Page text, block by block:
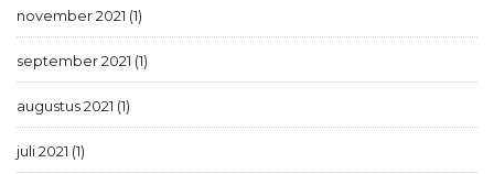
november 2021 (1)
september 2021 (1)
augustus 2021 (1)
juli 2021 (1)